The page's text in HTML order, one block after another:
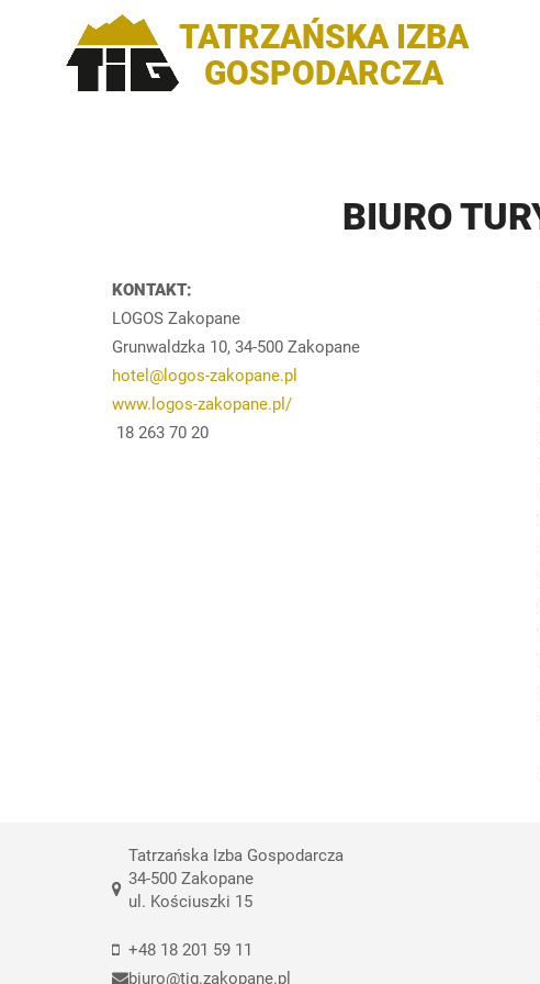
TATRZAŃSKA IZBA
GOSPODARCZA
BIURO
KONTAKT:
LOGOS Zakopane
Grunwaldzka 10, 34-500 Zakopane
hotel@logos-zakopane.pl
www.logos-zakopane.pl/
18 263 70 20
Tatrzańska Izba Gospodarcza
34-500 Zakopane
ul. Kościuszki 15
+48 18 201 59 11
biuro@tig.zakopane.pl